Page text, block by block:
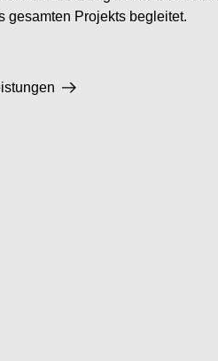
gesamten Projekts begleitet.